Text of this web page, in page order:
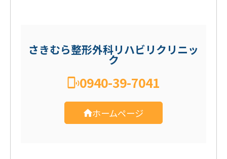
さきむら整形外科リハビリクリニッ
ク
0940-39-7041
ホームページ